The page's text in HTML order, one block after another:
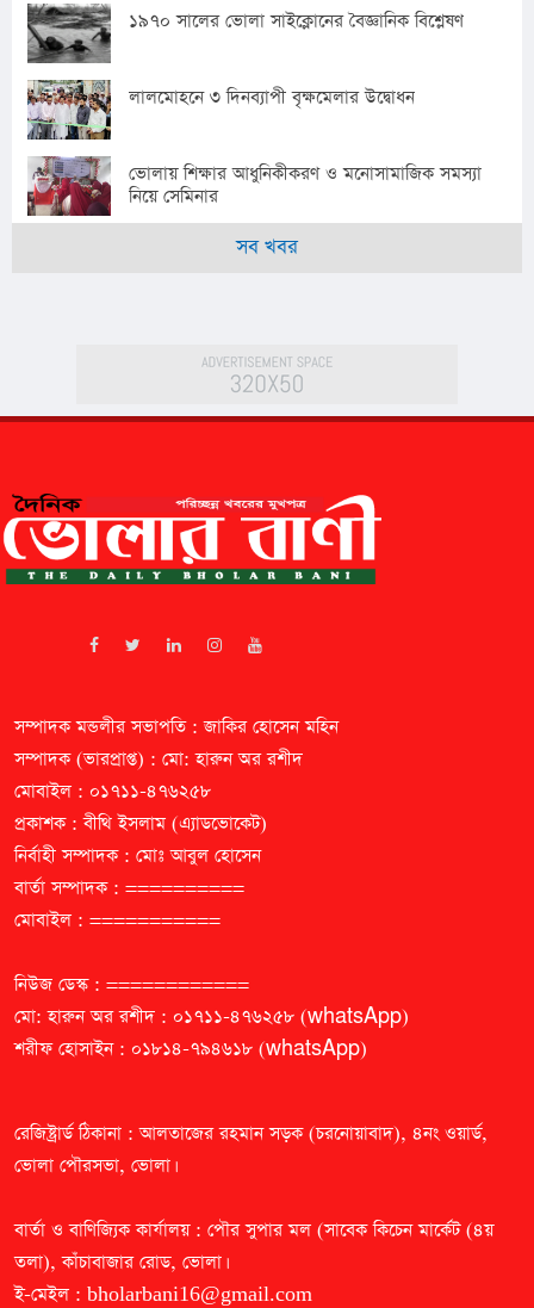
১৯৭০ সালের ভোলা সাইক্লোনের বৈজ্ঞানিক বিশ্লেষণ
লালমোহনে ৩ দিনব্যাপী বৃক্ষমেলার উদ্বোধন
ভোলায় শিক্ষার আধুনিকীকরণ ও মনোসামাজিক সমস্যা
নিয়ে সেমিনার
সব খবর
সম্পাদক মন্ডলীর সভাপতি : জাকির হোসেন মহিন
সম্পাদক (ভারপ্রাপ্ত) : মো: হারুন অর রশীদ
মোবাইল : ০১৭১১-৪৭৬২৫৮
প্রকাশক : বীথি ইসলাম (এ্যাডভোকেট)
নির্বাহী সম্পাদক : মোঃ আবুল হোসেন
বার্তা সম্পাদক : ==========
মোবাইল : ===========
নিউজ ডেস্ক : ============
মো: হারুন অর রশীদ : ০১৭১১-৪৭৬২৫৮ (whatsApp)
শরীফ হোসাইন : ০১৮১৪-৭৯৪৬১৮ (whatsApp)
রেজিষ্ট্রার্ড ঠিকানা : আলতাজের রহমান সড়ক (চরনোয়াবাদ), ৪নং ওয়ার্ড,
ভোলা পৌরসভা, ভোলা।
বার্তা ও বাণিজ্যিক কার্যালয় : পৌর সুপার মল (সাবেক কিচেন মার্কেট (৪য়
তলা), কাঁচাবাজার রোড, ভোলা।
ই-মেইল : bholarbani16@gmail.com